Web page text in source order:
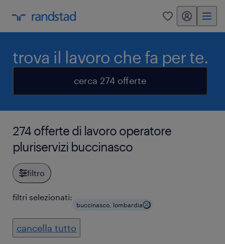
0 my randstad
trova il lavoro che fa per te.
cerca 274 offerte
274 offerte di lavoro operatore
pluriservizi buccinasco
filtro
filtri selezionati:
buccinasco, lombardia
cancella tutto